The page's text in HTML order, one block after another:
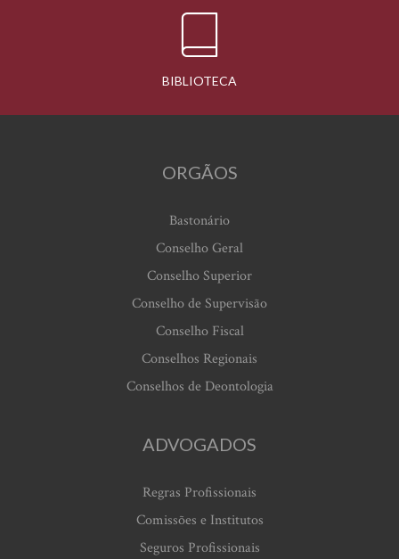
BIBLIOTECA
ORGÃOS
Bastonário
Conselho Geral
Conselho Superior
Conselho de Supervisão
Conselho Fiscal
Conselhos Regionais
Conselhos de Deontologia
ADVOGADOS
Regras Profissionais
Comissões e Institutos
Seguros Profissionais